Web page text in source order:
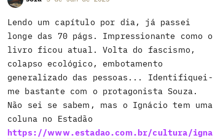
Lendo um capítulo por dia, já passei
longe das 70 págs. Impressionante como o
livro ficou atual. Volta do fascismo,
colapso ecológico, embotamento
generalizado das pessoas... Identifiquei-
me bastante com o protagonista Souza.
Não sei se sabem, mas o Ignácio tem uma
coluna no Estadão
https://www.estadao.com.br/cultura/igna